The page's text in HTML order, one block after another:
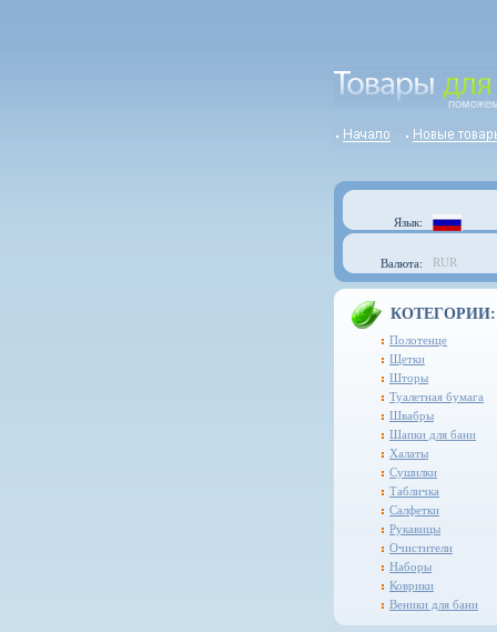
Язык:
Валюта: RUR
КОТЕГОРИИ:
Полотенце
Щетки
Шторы
Туалетная бумага
Швабры
Шапки для бани
Халаты
Сушилки
Табличка
Салфетки
Рукавицы
Очистители
Наборы
Коврики
Веники для бани